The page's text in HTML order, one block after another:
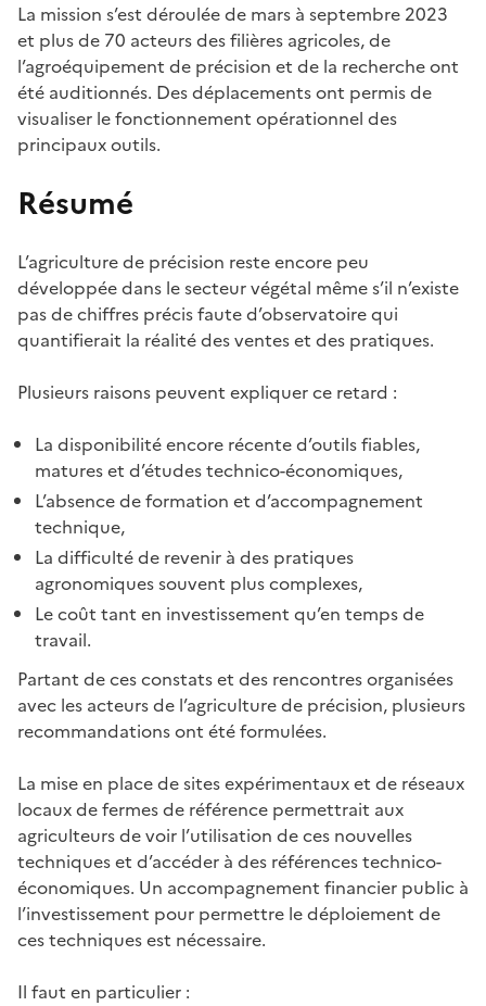
La mission s’est déroulée de mars à septembre 2023
et plus de 70 acteurs des filières agricoles, de
l’agroéquipement de précision et de la recherche ont
été auditionnés. Des déplacements ont permis de
visualiser le fonctionnement opérationnel des
principaux outils.
Résumé
L’agriculture de précision reste encore peu
développée dans le secteur végétal même s’il n’existe
pas de chiffres précis faute d’observatoire qui
quantifierait la réalité des ventes et des pratiques.
Plusieurs raisons peuvent expliquer ce retard :
La disponibilité encore récente d’outils fiables,
matures et d’études technico-économiques,
L’absence de formation et d’accompagnement
technique,
La difficulté de revenir à des pratiques
agronomiques souvent plus complexes,
Le coût tant en investissement qu’en temps de
travail.
Partant de ces constats et des rencontres organisées
avec les acteurs de l’agriculture de précision, plusieurs
recommandations ont été formulées.
La mise en place de sites expérimentaux et de réseaux
locaux de fermes de référence permettrait aux
agriculteurs de voir l’utilisation de ces nouvelles
techniques et d’accéder à des références technico-
économiques. Un accompagnement financier public à
l’investissement pour permettre le déploiement de
ces techniques est nécessaire.
Il faut en particulier :